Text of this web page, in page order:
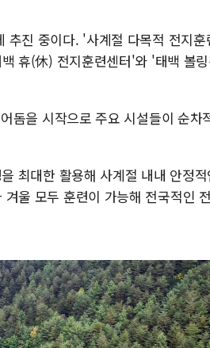
추진 중이다. '사계절 다목적 전지
휴(休) 전지훈련센터'와 '태백 볼
돔을 시작으로 주요 시설들이 순차
최대한 활용해 사계절 내내 안정
울 모두 훈련이 가능해 전국적인